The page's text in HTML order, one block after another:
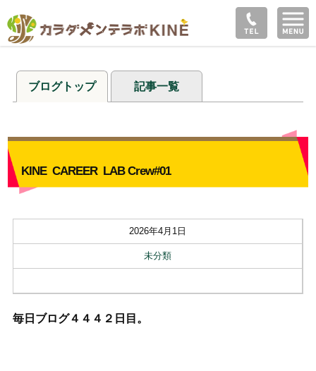
ブログトップ 記事一覧
KINE CAREER LAB Crew#01
2026年4月1日
未分類
毎日ブログ４４４２ 日目。